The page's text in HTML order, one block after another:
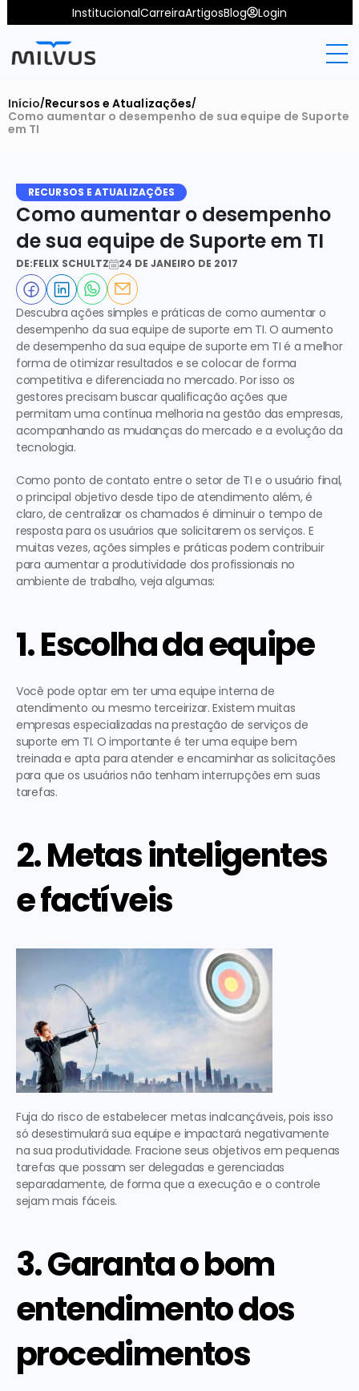
InstitucionalCarreiraArtigosBlog Login
Início/Recursos e Atualizações/
Como aumentar o desempenho de sua equipe de Suporte
em TI
RECURSOS E ATUALIZAÇÕES
Como aumentar o desempenho
de sua equipe de Suporte em TI
DE:FELIX SCHULTZ 24 DE JANEIRO DE 2017
Descubra ações simples e práticas de como aumentar o
desempenho da sua equipe de suporte em TI. O aumento
de desempenho da sua equipe de suporte em TI é a melhor
forma de otimizar resultados e se colocar de forma
competitiva e diferenciada no mercado. Por isso os
gestores precisam buscar qualificação ações que
permitam uma contínua melhoria na gestão das empresas,
acompanhando as mudanças do mercado e a evolução da
tecnologia.
Como ponto de contato entre o setor de TI e o usuário final,
o principal objetivo desde tipo de atendimento além, é
claro, de centralizar os chamados é diminuir o tempo de
resposta para os usuários que solicitarem os serviços. E
muitas vezes, ações simples e práticas podem contribuir
para aumentar a produtividade dos profissionais no
ambiente de trabalho, veja algumas:
1. Escolha da equipe
Você pode optar em ter uma equipe interna de
atendimento ou mesmo terceirizar. Existem muitas
empresas especializadas na prestação de serviços de
suporte em TI. O importante é ter uma equipe bem
treinada e apta para atender e encaminhar as solicitações
para que os usuários não tenham interrupções em suas
tarefas.
2. Metas inteligentes
e factíveis
Fuja do risco de estabelecer metas inalcançáveis, pois isso
só desestimulará sua equipe e impactará negativamente
na sua produtividade. Fracione seus objetivos em pequenas
tarefas que possam ser delegadas e gerenciadas
separadamente, de forma que a execução e o controle
sejam mais fáceis.
3. Garanta o bom
entendimento dos
procedimentos